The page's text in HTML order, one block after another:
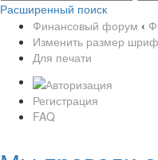
Расширенный поиск
Финансовый форум ‹
Изменить размер
Для печати
Регистрация
FAQ